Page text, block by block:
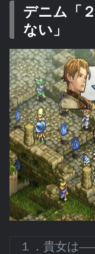
デニム「
ない」
１．貴女は